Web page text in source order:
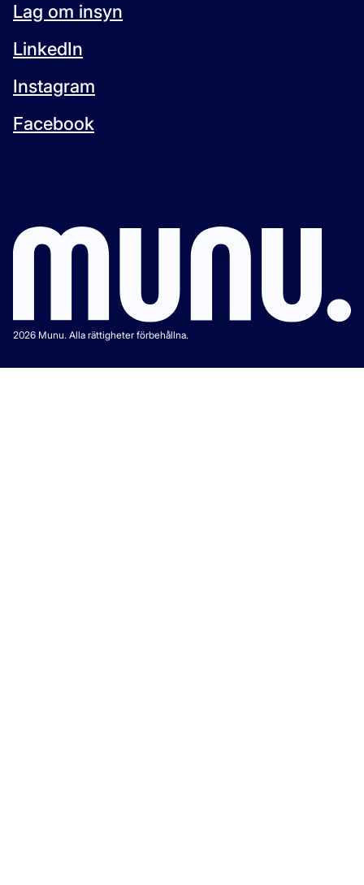
Lag om insyn
LinkedIn
Instagram
Facebook
2026 Munu. Alla rättigheter förbehållna.